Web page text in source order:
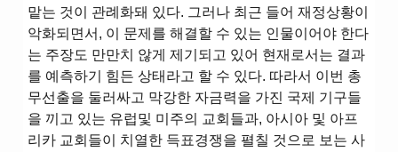
맡는 것이 관례화돼 있다. 그러나 최근 들어 재정상황이
악화되면서, 이 문제를 해결할 수 있는 인물이어야 한다
는 주장도 만만치 않게 제기되고 있어 현재로서는 결과
를 예측하기 힘든 상태라고 할 수 있다. 따라서 이번 총
무선출을 둘러싸고 막강한 자금력을 가진 국제 기구들
을 끼고 있는 유럽및 미주의 교회들과, 아시아 및 아프
리카 교회들이 치열한 득표경쟁을 펼칠 것으로 보는 사